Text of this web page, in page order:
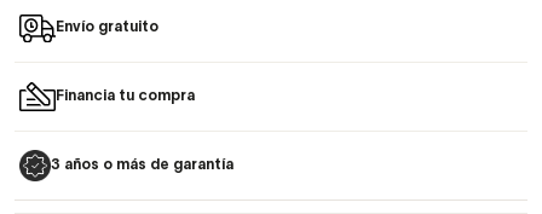
Envío gratuito
Financia tu compra
3 años o más de garantía